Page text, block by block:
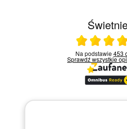
Na podstawie453
Sprawdź wszystkie